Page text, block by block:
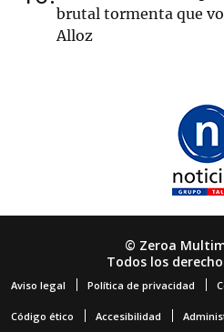
brutal tormenta que
Alloz
© Zeroa
Todos los
Aviso legal Política de privacidad
Código ético Accesibilidad